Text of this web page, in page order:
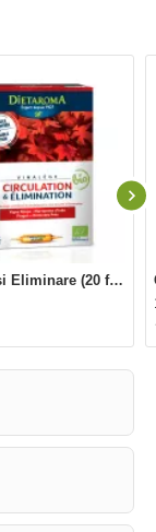
Circulatie si Eliminare (20 fiole x 10 ml), Dietaroma